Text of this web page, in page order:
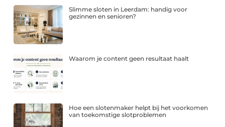
Slimme sloten in Leerdam: handig voor
gezinnen en senioren?
Waarom je content geen resultaat haalt
Hoe een slotenmaker helpt bij het voorkomen
van toekomstige slotproblemen